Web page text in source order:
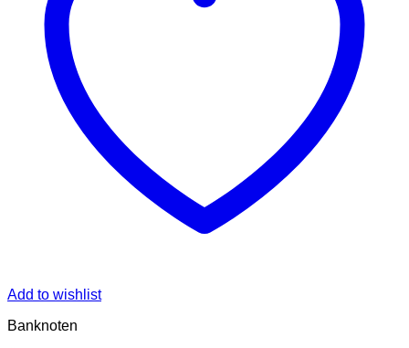
Add to wishlist
Banknoten